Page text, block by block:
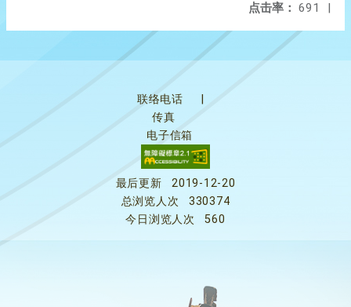
点击率： 691 |
联络电话
传真
电子信箱
最后更新
2019-12-20
总浏览人次
330374
今日浏览人次
560